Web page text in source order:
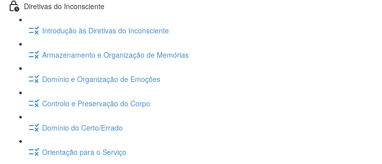
Diretivas do Inconsciente
Introdução às Diretivas do Inconsciente
Armazenamento e Organização de Memórias
Domínio e Organização de Emoções
Controlo e Preservação do Corpo
Domínio do Certo/Errado
Orientação para o Serviço